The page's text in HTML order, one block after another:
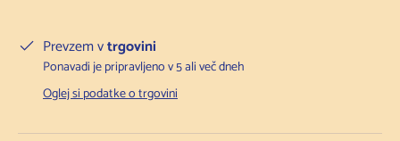
Prevzem vtrgovini
Ponavadi je pripravljeno v 5 ali več dneh
Oglej si podatke o trgovini